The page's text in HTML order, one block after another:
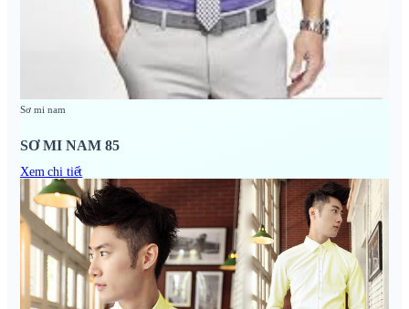
Sơ mi nam
SƠ MI NAM 85
Xem chi tiết